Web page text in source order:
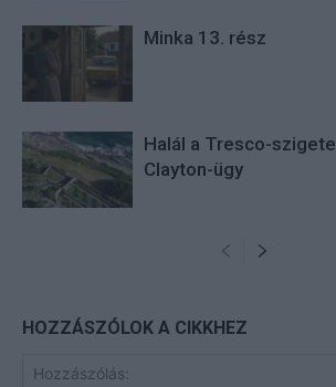
Minka 13. rész
Halál a Tresco-
Clayton-ügy
HOZZÁSZÓLOK A CIKKHEZ